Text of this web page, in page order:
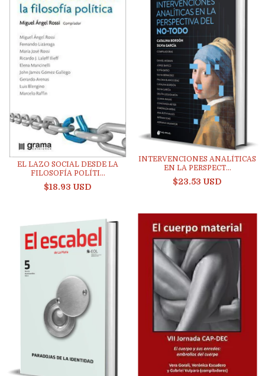
EL LAZO SOCIAL DESDE LA
FILOSOFÍA POLÍTI...
$18.93 USD
INTERVENCIONES ANALÍTICAS
EN LA PERSPECT...
$23.53 USD